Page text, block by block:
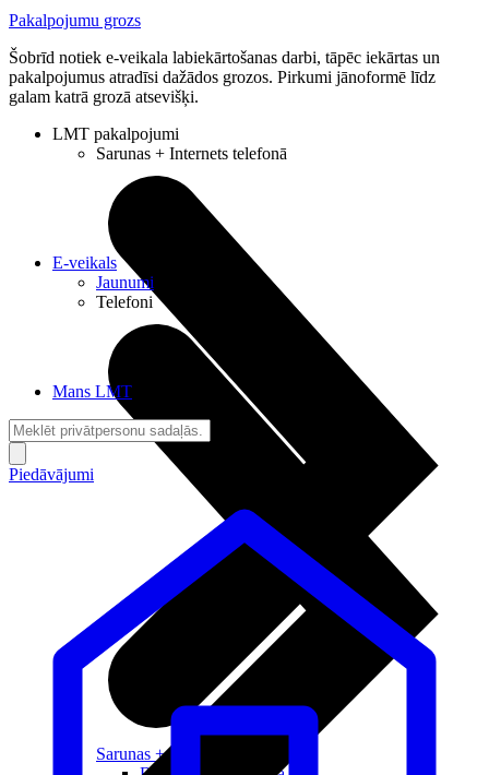
Pakalpojumu grozs
Šobrīd notiek e-veikala labiekārtošanas darbi, tāpēc iekārtas un
pakalpojumus atradīsi dažādos grozos. Pirkumi jānoformē līdz
galam katrā grozā atsevišķi.
LMT pakalpojumi
Sarunas + Internets telefonā
Sarunas + Internets
E-veikals
Jaunumi
Telefoni
Mans LMT
Piedāvājumi